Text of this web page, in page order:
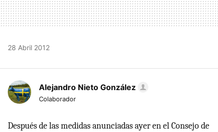
28 Abril 2012
Alejandro Nieto González
Colaborador
Después de las medidas anunciadas ayer en el Consejo de